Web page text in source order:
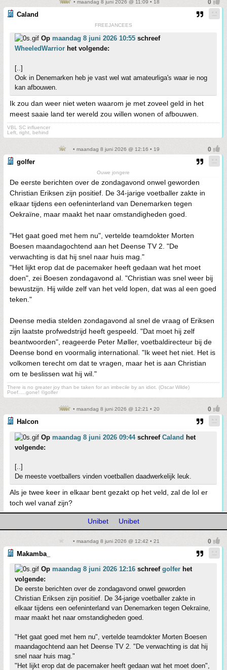
• maandag 8 juni 2026 @ 11:09 • 18
Caland
FREEJANCEES
Op maandag 8 juni 2026 10:55 schreef
WheeledWarrior het volgende:
[..]
Ook in Denemarken heb je vast wel wat amateurliga's waar ie nog
kan afbouwen.
Ik zou dan weer niet weten waarom je met zoveel geld in het
meest saaie land ter wereld zou willen wonen of afbouwen.
VBL SC influencer
Left, right, behind
• maandag 8 juni 2026 @ 12:16 • 19
golfer
Ouwe jongere
De eerste berichten over de zondagavond onwel geworden
Christian Eriksen zijn positief. De 34-jarige voetballer zakte in
elkaar tijdens een oefeninterland van Denemarken tegen
Oekraïne, maar maakt het naar omstandigheden goed.
"Het gaat goed met hem nu", vertelde teamdokter Morten
Boesen maandagochtend aan het Deense TV 2. "De
verwachting is dat hij snel naar huis mag."
"Het lijkt erop dat de pacemaker heeft gedaan wat het moet
doen", zei Boesen zondagavond al. "Christian was snel weer bij
bewustzijn. Hij wilde zelf van het veld lopen, dat was al een goed
teken."
Deense media stelden zondagavond al snel de vraag of Eriksen
zijn laatste profwedstrijd heeft gespeeld. "Dat moet hij zelf
beantwoorden", reageerde Peter Møller, voetbaldirecteur bij de
Deense bond en voormalig international. "Ik weet het niet. Het is
volkomen terecht om dat te vragen, maar het is aan Christian
om te beslissen wat hij wil."
There is no greater joy than be taken for an imbecile by an idiot. (Oscar Wilde)
Poef.....gone! ©golfer
• maandag 8 juni 2026 @ 12:21 • 20
Halcon
Op maandag 8 juni 2026 09:44schreef Caland het
volgende:
[..]
De meeste voetballers vinden voetballen daadwerkelijk leuk.
Als je twee keer in elkaar bent gezakt op het veld, zal de lol er
toch wel vanaf zijn?
Unibet Unibet
• maandag 8 juni 2026 @ 12:42 • 21
Makamba_
Op maandag 8 juni 2026 12:16 schreef golfer het
volgende:
De eerste berichten over de zondagavond onwel geworden
Christian Eriksen zijn positief. De 34-jarige voetballer zakte in
elkaar tijdens een oefeninterland van Denemarken tegen Oekraïne,
maar maakt het naar omstandigheden goed.
"Het gaat goed met hem nu", vertelde teamdokter Morten Boesen
maandagochtend aan het Deense TV 2. "De verwachting is dat hij
snel naar huis mag."
"Het lijkt erop dat de pacemaker heeft gedaan wat het moet doen",